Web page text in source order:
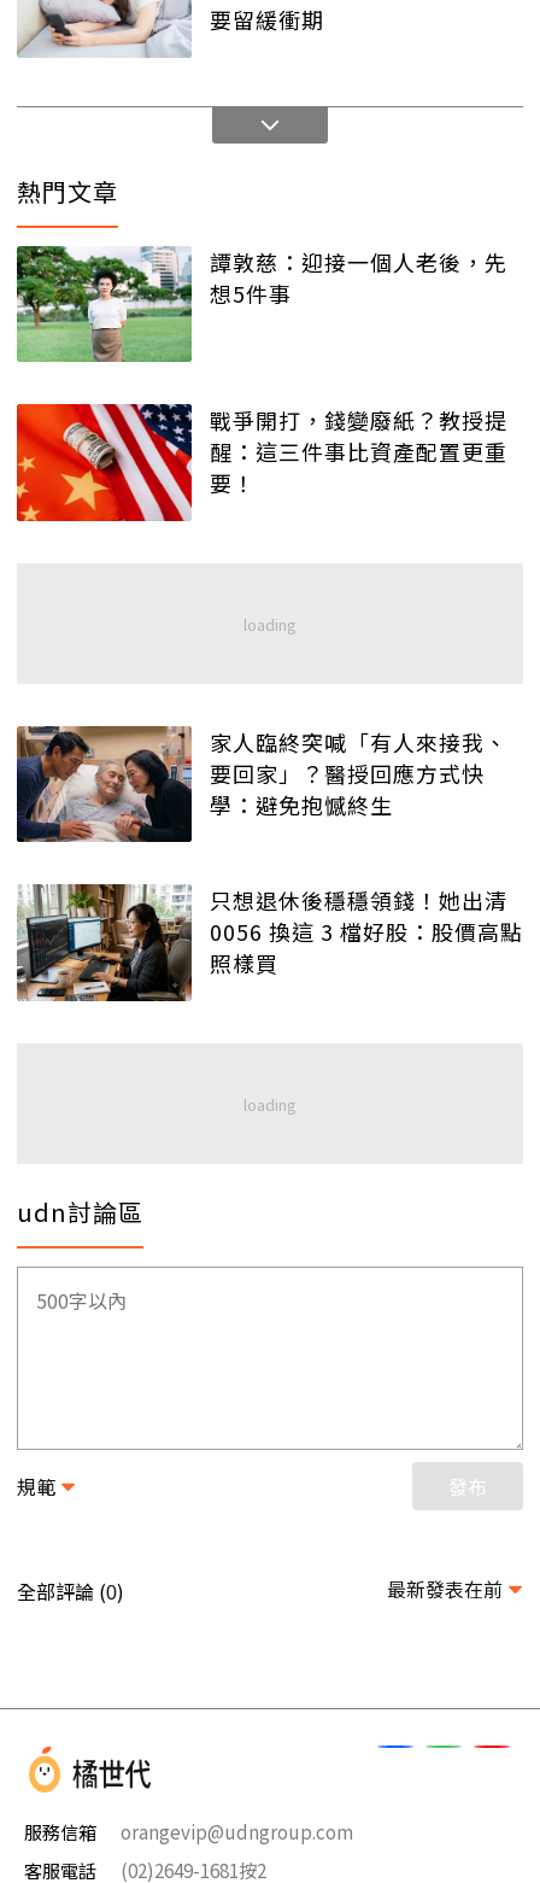
要留緩衝期
熱門文章
譚敦慈：迎接一個人老後，先
想5件事
戰爭開打，錢變廢紙？教授提
醒：這三件事比資產配置更重
要！
家人臨終突喊「有人來接我、
要回家」？醫授回應方式快
學：避免抱憾終生
只想退休後穩穩領錢！她出清
0056 換這 3 檔好股：股價高點
照樣買
udn討論區
規範 發布
全部評論 (0) 最新發表在前
服務信箱
orangevip@udngroup.com
客服電話
(02)2649-1681按2